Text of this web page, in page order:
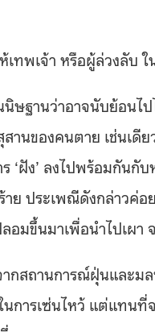
พเจ้า หรือผู้ล่วงลับ ใ
ษฐานว่าอาจนับย้อนไ
านของคนตาย เช่นเดี
ฝัง’ ลงไปพร้อมกันกั
าย ประเพณีดังกล่าวค่
มขึ้นมาเพื่อนำไปเผา
กสถานการณ์ฝุ่นและม
การเซ่นไหว้ แต่แทนที่